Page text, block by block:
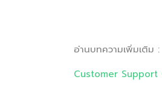
อ่านบทความเพิ่มเติม :
Customer Support